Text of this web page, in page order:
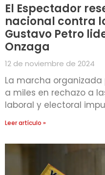
El Espectador
nacional contra
Gustavo Petro
Onzaga
12 de noviembre de 2024
La marcha organizada
a miles en rechazo a
laboral y electoral
Leer artículo »